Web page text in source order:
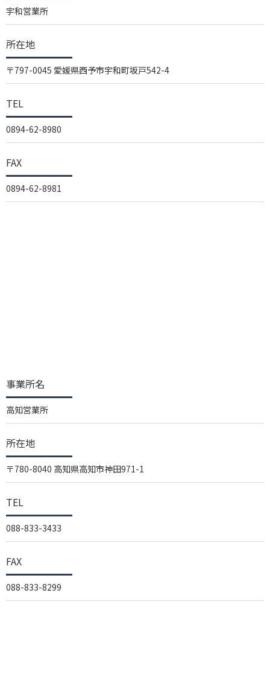
宇和営業所
所在地
〒797-0045 愛媛県西予市宇和町坂戸542-4
TEL
0894-62-8980
FAX
0894-62-8981
事業所名
高知営業所
所在地
〒780-8040 高知県高知市神田971-1
TEL
088-833-3433
FAX
088-833-8299